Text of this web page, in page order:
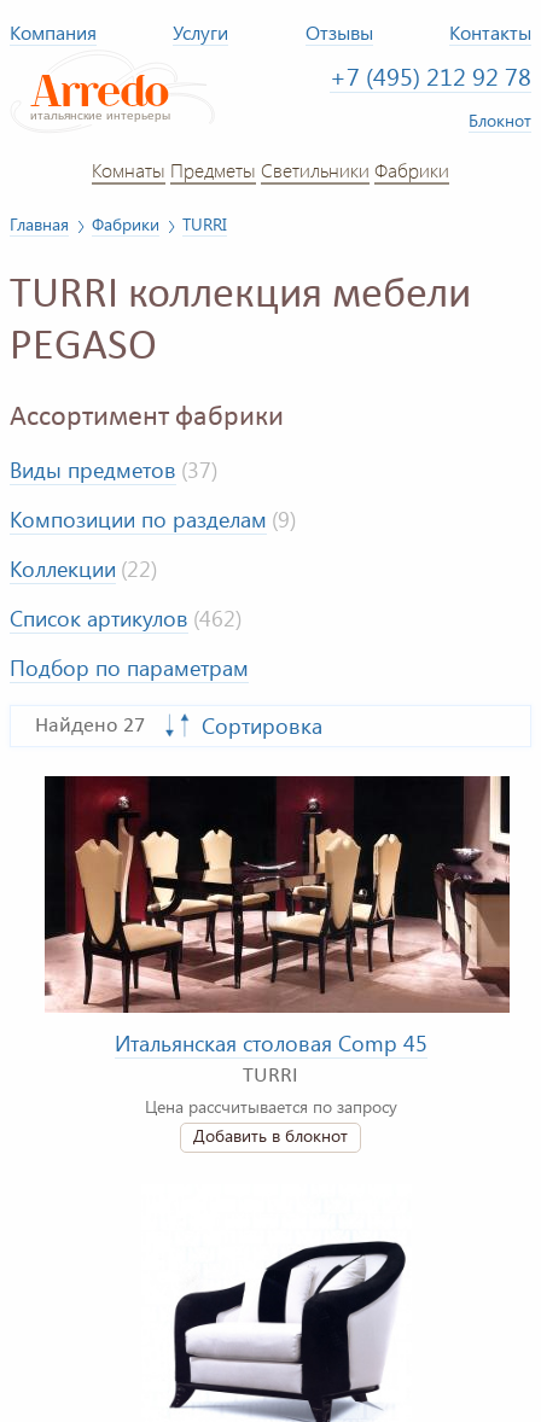
Компания Услуги Отзывы Контакты
+7 (495) 212 92 78
Блокнот
Комнаты Предметы Светильники Фабрики
Главная Фабрики TURRI
TURRI коллекция мебели
PEGASO
Ассортимент фабрики
Виды предметов (37)
Композиции по разделам (9)
Коллекции (22)
Список артикулов (462)
Подбор по параметрам
Найдено 27 Сортировка
Итальянская столовая Comp 45
TURRI
Цена рассчитывается по запросу
Добавить в блокнот